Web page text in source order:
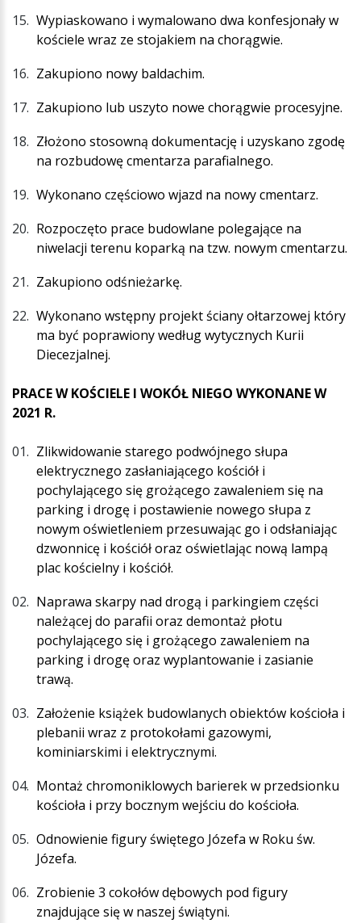
Wypiaskowano i wymalowano dwa konfesjonały w
kościele wraz ze stojakiem na chorągwie.
Zakupiono nowy baldachim.
Zakupiono lub uszyto nowe chorągwie procesyjne.
Złożono stosowną dokumentację i uzyskano zgodę
na rozbudowę cmentarza parafialnego.
Wykonano częściowo wjazd na nowy cmentarz.
Rozpoczęto prace budowlane polegające na
niwelacji terenu koparką na tzw. nowym cmentarzu.
Zakupiono odśnieżarkę.
Wykonano wstępny projekt ściany ołtarzowej który
ma być poprawiony według wytycznych Kurii
Diecezjalnej.
PRACE W KOŚCIELE I WOKÓŁ NIEGO WYKONANE W
2021 R.
Zlikwidowanie starego podwójnego słupa
elektrycznego zasłaniającego kościół i
pochylającego się grożącego zawaleniem się na
parking i drogę i postawienie nowego słupa z
nowym oświetleniem przesuwając go i odsłaniając
dzwonnicę i kościół oraz oświetlając nową lampą
plac kościelny i kościół.
Naprawa skarpy nad drogą i parkingiem części
należącej do parafii oraz demontaż płotu
pochylającego się i grożącego zawaleniem na
parking i drogę oraz wyplantowanie i zasianie
trawą.
Założenie książek budowlanych obiektów kościoła i
plebanii wraz z protokołami gazowymi,
kominiarskimi i elektrycznymi.
Montaż chromoniklowych barierek w przedsionku
kościoła i przy bocznym wejściu do kościoła.
Odnowienie figury świętego Józefa w Roku św.
Józefa.
Zrobienie 3 cokołów dębowych pod figury
znajdujące się w naszej świątyni.